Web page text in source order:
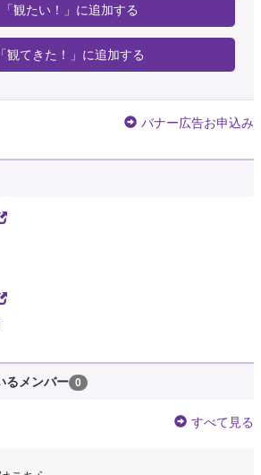
「観たい！」に追加する
「観てきた！」に追加する
バナー広告お申込み
るメンバー 0
すべて見る